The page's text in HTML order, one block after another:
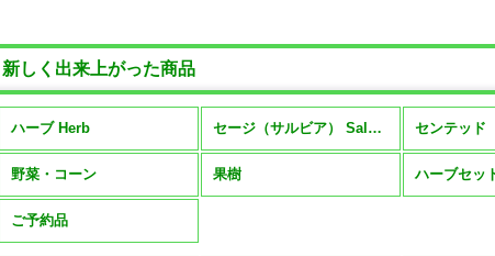
新しく出来上がった商品
ハーブ Herb セージ（サルビア） Salvia・Sage
野菜・コーン 果樹 ハーブセッ
ご予約品